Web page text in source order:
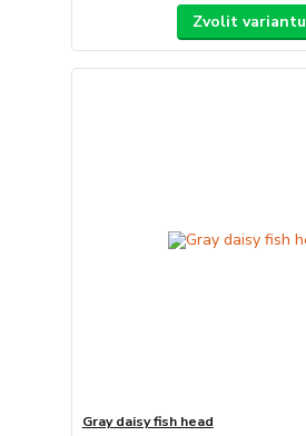
Zvolit variantu
Gray daisy fish head